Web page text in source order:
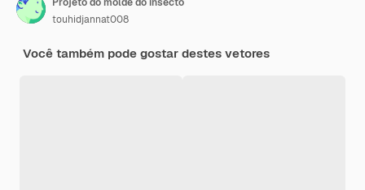
touhidjannat008
Você também pode gostar destes vetores